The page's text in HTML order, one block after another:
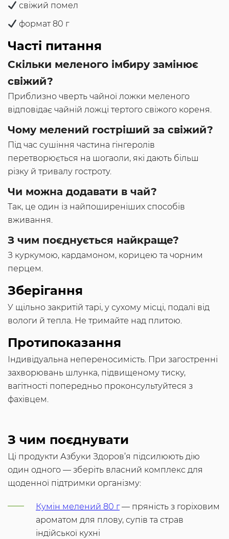
свіжий помел
формат 80 г
Часті питання
Скільки меленого імбиру замінює
свіжий?
Приблизно чверть чайної ложки меленого
відповідає чайній ложці тертого свіжого кореня.
Чому мелений гостріший за свіжий?
Під час сушіння частина гінгеролів
перетворюється на шогаоли, які дають більш
різку й тривалу гостроту.
Чи можна додавати в чай?
Так, це один із найпоширеніших способів
вживання.
З чим поєднується найкраще?
З куркумою, кардамоном, корицею та чорним
перцем.
Зберігання
У щільно закритій тарі, у сухому місці, подалі від
вологи й тепла. Не тримайте над плитою.
Протипоказання
Індивідуальна непереносимість. При загостренні
захворювань шлунка, підвищеному тиску,
вагітності попередньо проконсультуйтеся з
фахівцем.
З чим поєднувати
Ці продукти Азбуки Здоров’я підсилюють дію
один одного — зберіть власний комплекс для
щоденної підтримки організму:
Кумін мелений 80 г— пряність з горіховим
ароматом для плову, супів та страв
індійської кухні